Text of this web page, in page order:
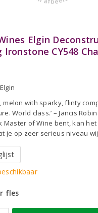
Elgin
Ironstone CY548
melon with sparky, flinty
World class.’ – Jancis
Master of Wine bent, kan
je op zeer serieus niveau
fles